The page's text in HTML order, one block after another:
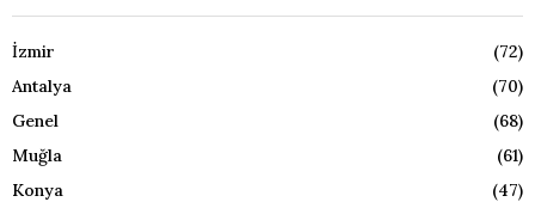
İzmir
(72)
Antalya
(70)
Genel
(68)
Muğla
(61)
Konya
(47)